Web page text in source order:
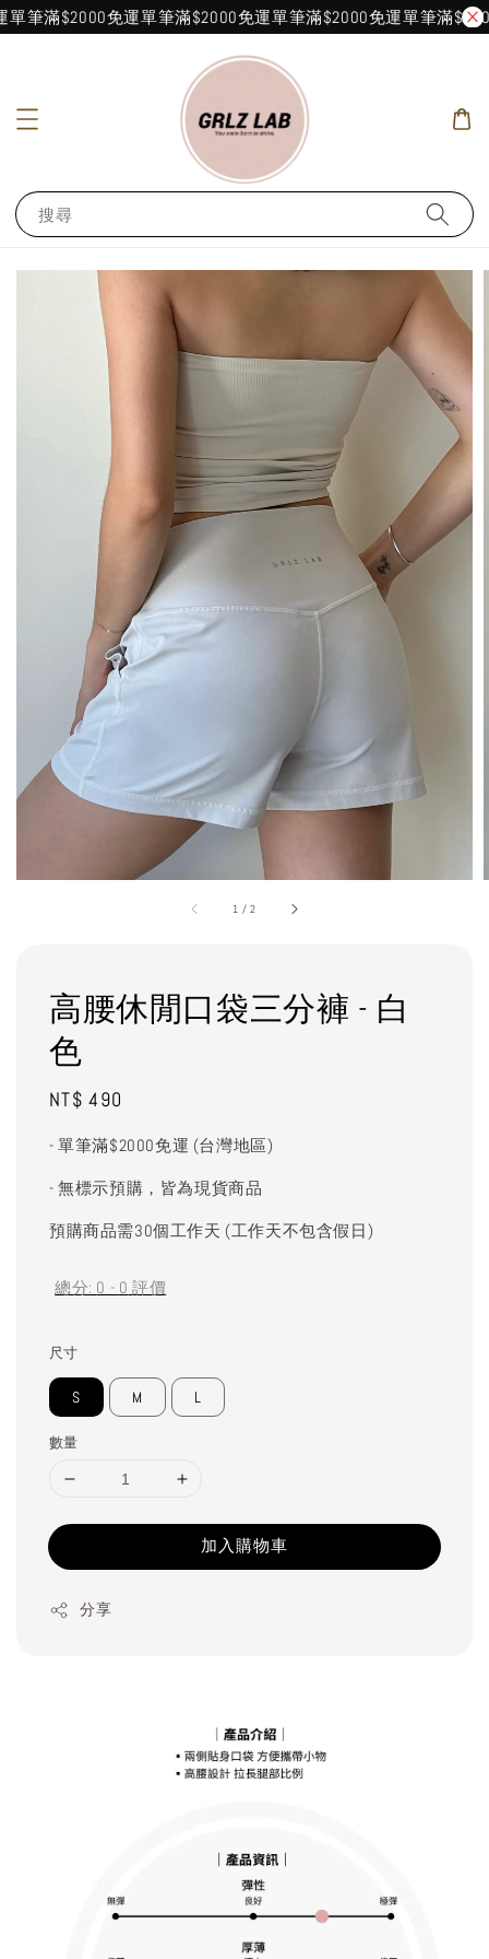
筆滿$2000免運單筆滿$2000免運單筆滿$2000免運單筆滿
搜尋
1 /2
高腰休閒口袋三分褲 - 白
色
Regular
NT$ 490
- 單筆滿$2000免運 (台灣地區)
- 無標示預購，皆為現貨商品
預購商品需30個工作天 (工作天不包含假日)
總分: 0 - 0 評價
尺寸
S M L
數量
加入購物車
分享